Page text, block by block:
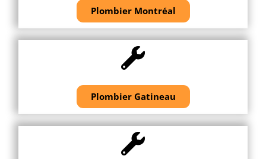
Plombier Montréal
Plombier Gatineau